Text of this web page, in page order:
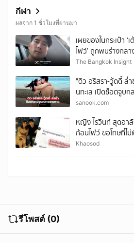
กีฬา
ผลจาก 1 ชั่วโมงที่ผ่านมา
เผยของในกระเป๋า ‘
ไฟว์’ ถูกพบร่างกลา
เจ้าพระยา
The Bangkok Insight
"ดิว อริสรา-วู้ดดี้ ล่ำ
นทะเล เปิดช็อตจูบก
ชายหาดหวานฉ่ำมาก
sanook.com
หญิง ไรวินท์ สุดอาลั
ก้อนไฟว์ ขอโทษที่ไ
ไปตอนนั้น เผย22ปีที่
Khaosod
รีโพสต์ (0)